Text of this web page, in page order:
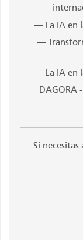
La IA
La IA
DAGORA
Si